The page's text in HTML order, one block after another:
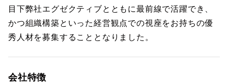
目下弊社エグゼクティブとともに最前線で活躍でき、
かつ組織構築といった経営観点での視座をお持ちの優
秀人材を募集することとなりました。
会社特徴